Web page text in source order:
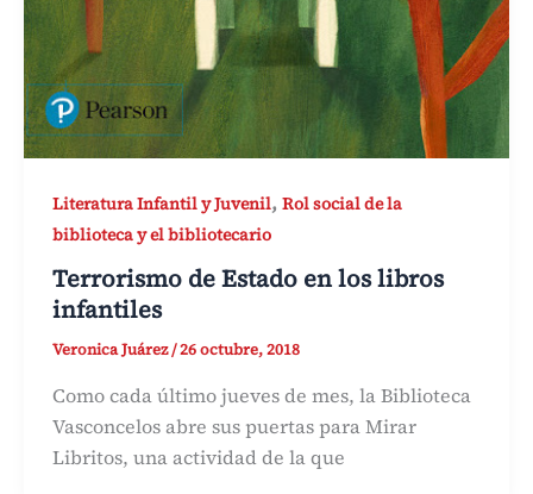
Literatura Infantil y Juvenil, Rol social de la
biblioteca y el bibliotecario
Terrorismo de Estado en los libros
infantiles
Veronica Juárez/26 octubre, 2018
Como cada último jueves de mes, la Biblioteca
Vasconcelos abre sus puertas para Mirar
Libritos, una actividad de la que